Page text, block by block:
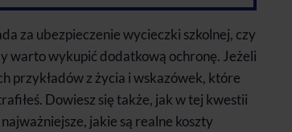
za ubezpieczenie wycieczki szkolnej, czy
warto wykupić dodatkową ochronę. Jeżeli
przykładów z życia i wskazówek, które
Dowiesz się także, jak w tej kwestii
jakie są realne koszty